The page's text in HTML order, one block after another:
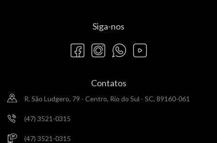
Siga-nos
Contatos
R. São Ludgero, 79 - Centro, Rio do Sul - SC, 89160-061
(47) 3521-0315
(47) 3521-0315